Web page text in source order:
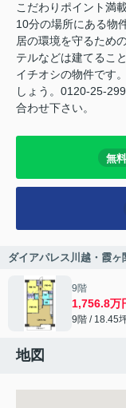
こだわりポイント満
10分の場所にある物
居の環境を守るため
テルなどは建てるこ
イチオシの物件です
しょう。0120-25-
合わせ下さい。
無料
ダイアパレス川越・霞ヶ
9階
1,756.8万
9階 / 18.45
地図